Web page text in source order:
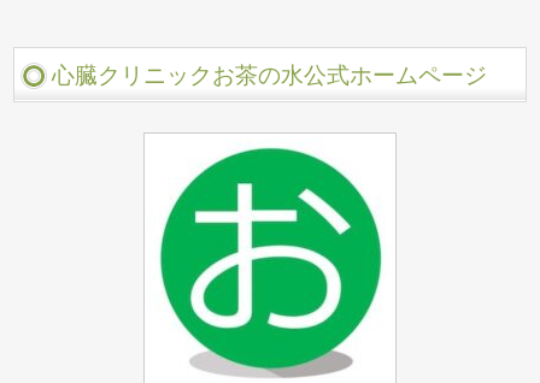
心臓クリニックお茶の水公式ホームページ